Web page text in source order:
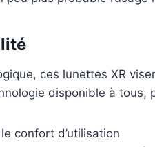
ces lunettes XR
disponible à
confort d’utilisation